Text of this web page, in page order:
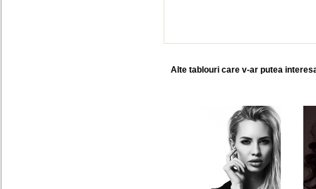
Alte tablouri care v-ar putea